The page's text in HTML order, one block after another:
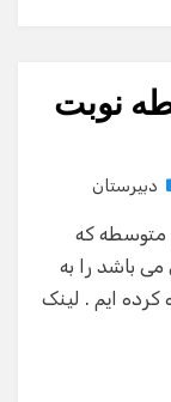
نوبت
دبیرستان
متوسطه که
می باشد را به
کرده ایم . لینک